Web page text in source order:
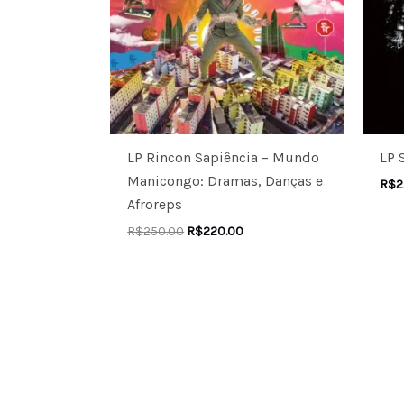
LP Rincon Sapiência – Mundo
Manicongo: Dramas, Danças e
Afroreps
R$250.00 R$220.00
LP
R$